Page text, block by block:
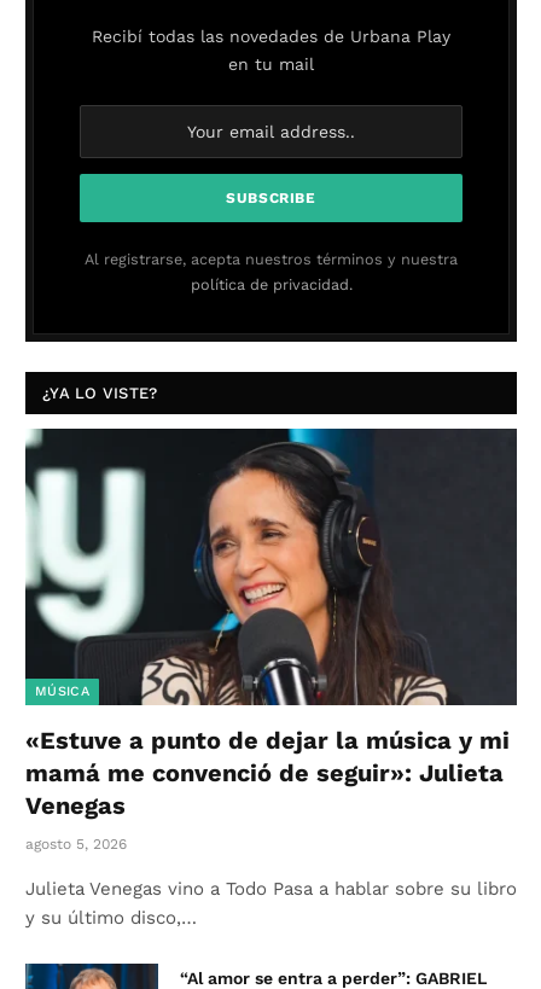
Recibí todas las novedades de Urbana Play
en tu mail
Al registrarse, acepta nuestros términos y nuestra
política de privacidad.
¿YA LO VISTE?
MÚSICA
«Estuve a punto de dejar la música y mi
mamá me convenció de seguir»: Julieta
Venegas
agosto 5, 2026
Julieta Venegas vino a Todo Pasa a hablar sobre su libro
y su último disco,…
“Al amor se entra a perder”: GABRIEL